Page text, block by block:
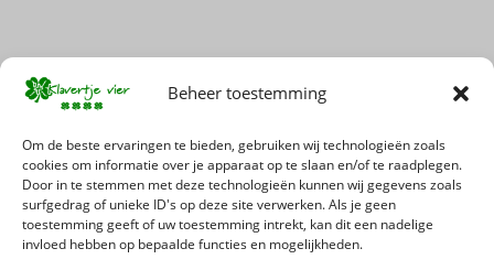
Beheer toestemming
Om de beste ervaringen te bieden, gebruiken wij technologieën zoals
cookies om informatie over je apparaat op te slaan en/of te raadplegen.
Door in te stemmen met deze technologieën kunnen wij gegevens zoals
surfgedrag of unieke ID's op deze site verwerken. Als je geen
toestemming geeft of uw toestemming intrekt, kan dit een nadelige
invloed hebben op bepaalde functies en mogelijkheden.
Mis geen enkele actie of promotie!
Schrijf je in voor onze nieuwsbrief